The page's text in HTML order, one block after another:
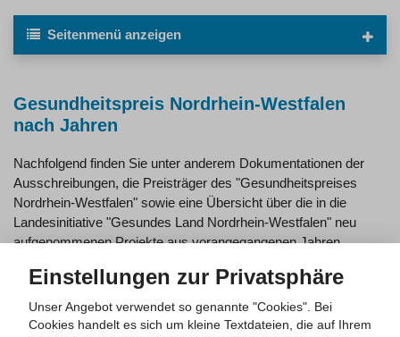
Seitenmenü anzeigen
Gesundheitspreis Nordrhein-Westfalen
nach Jahren
Nachfolgend finden Sie unter anderem Dokumentationen der
Ausschreibungen, die Preisträger des "Gesundheitspreises
Nordrhein-Westfalen" sowie eine Übersicht über die in die
Landesinitiative "Gesundes Land Nordrhein-Westfalen" neu
aufgenommenen Projekte aus vorangegangenen Jahren.
Gesundheitspreis 2024: Gesundheitskompetenz stärken
Gesundheitspreis 2023: Klimaschutz und Klimaanpassung
sind Gesundheitsschutz
Einstellungen zur Privatsphäre
Unser Angebot verwendet so genannte "Cookies". Bei
Cookies handelt es sich um kleine Textdateien, die auf Ihrem